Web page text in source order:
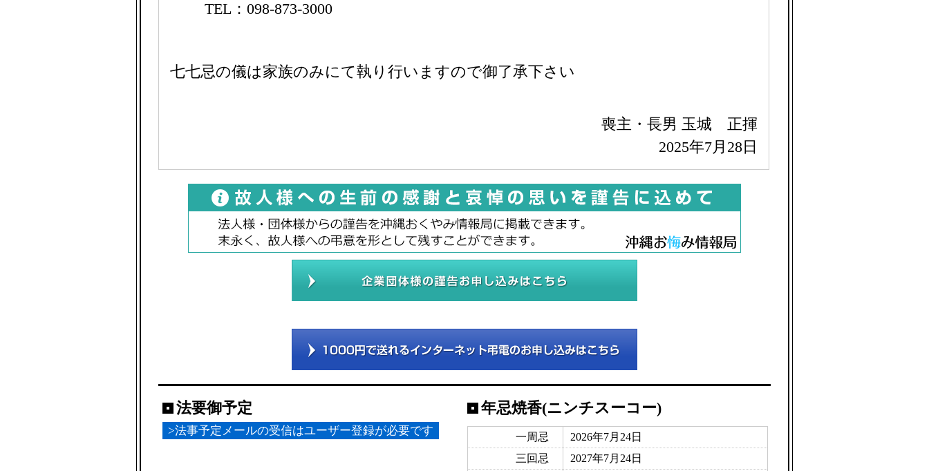
TEL：098-873-3000
七七忌の儀は家族のみにて執り行いますので御了承下さい
喪主・長男 玉城 正揮
2025年7月28日
法要御予定
>法事予定メールの受信はユーザー登録が必要です
年忌焼香(ニンチスーコー)
一周忌
2026年7月24日
三回忌
2027年7月24日